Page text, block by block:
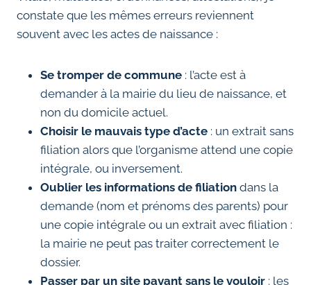
constate que les mêmes erreurs reviennent
souvent avec les actes de naissance :
Se tromper de commune : l’acte est à
demander à la mairie du lieu de naissance, et
non du domicile actuel.
Choisir le mauvais type d’acte : un extrait sans
filiation alors que l’organisme attend une copie
intégrale, ou inversement.
Oublier les informations de filiation dans la
demande (nom et prénoms des parents) pour
une copie intégrale ou un extrait avec filiation :
la mairie ne peut pas traiter correctement le
dossier.
Passer par un site payant sans le vouloir : les